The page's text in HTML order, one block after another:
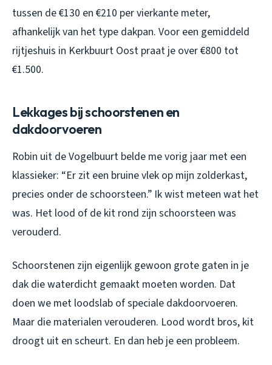
tussen de €130 en €210 per vierkante meter,
afhankelijk van het type dakpan. Voor een gemiddeld
rijtjeshuis in Kerkbuurt Oost praat je over €800 tot
€1.500.
Lekkages bij schoorstenen en
dakdoorvoeren
Robin uit de Vogelbuurt belde me vorig jaar met een
klassieker: “Er zit een bruine vlek op mijn zolderkast,
precies onder de schoorsteen.” Ik wist meteen wat het
was. Het lood of de kit rond zijn schoorsteen was
verouderd.
Schoorstenen zijn eigenlijk gewoon grote gaten in je
dak die waterdicht gemaakt moeten worden. Dat
doen we met loodslab of speciale dakdoorvoeren.
Maar die materialen verouderen. Lood wordt bros, kit
droogt uit en scheurt. En dan heb je een probleem.